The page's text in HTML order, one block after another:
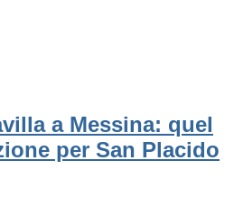
a Messina: quel
per San Placido